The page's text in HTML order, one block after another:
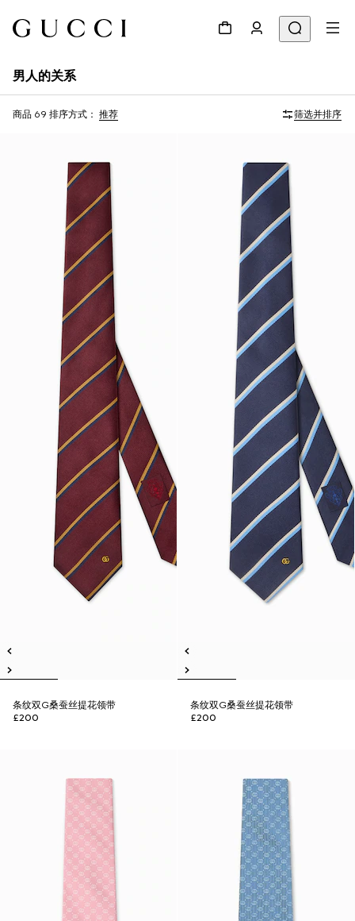
男人的关系
商品 69 排序方式： 推荐 筛选并排序
条纹双G桑蚕丝提花领带
£200
条纹双G桑蚕丝提花领带
£200